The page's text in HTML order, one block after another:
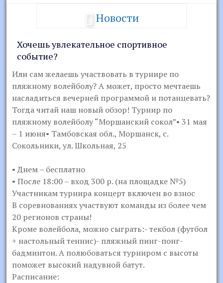
Новости
Хочешь увлекательное спортивное
событие?
Или сам желаешь участвовать в турнире по
пляжному волейболу? А может, просто мечтаешь
насладиться вечерней программой и потанцевать?
Тогда читай наш новый обзор! Турнир по
пляжному волейболу “Моршанский сокол”• 31 мая
– 1 июня• Тамбовская обл., Моршанск, с.
Сокольники, ул. Школьная, 25
• Днем – бесплатно
• После 18:00 – вход 300 р. (на площадке №5)
Участникам турнира концерт включен во взнос
В соревнованиях участвуют команды из более чем
20 регионов страны!
Кроме волейбола, можно сыграть:- текбол (футбол
+ настольный теннис)- пляжный пинг-понг-
бадминтон. А полюбоваться турниром с высоты
поможет высокий надувной батут.
Расписание: